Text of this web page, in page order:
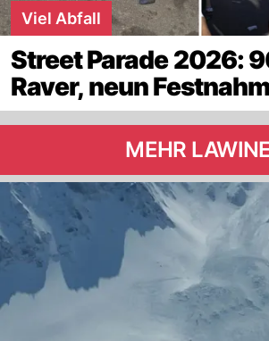
Viel Abfall
Street Parade 2026:
Raver, neun
MEHR